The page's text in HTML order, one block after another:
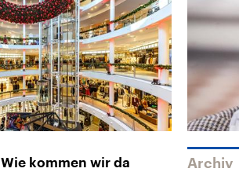
Wie kommen wir da
Archiv